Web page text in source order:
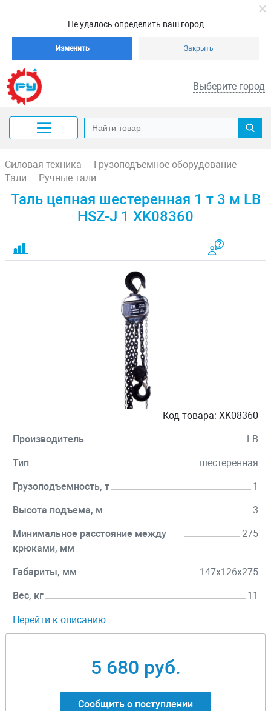
Не удалось определить ваш город
Изменить Закрыть
Выберите город
Силовая техника
Грузоподъемное оборудование
Тали
Ручные тали
Таль цепная шестеренная 1 т 3 м LB
HSZ-J 1 XK08360
Код товара: XK08360
Производитель LB
Тип шестеренная
Грузоподъемность, т 1
Высота подъема, м 3
Минимальное расстояние между
крюками, мм
275
Габариты, мм 147x126x275
Вес, кг 11
Перейти к описанию
5 680 руб.
Сообщить о поступлении